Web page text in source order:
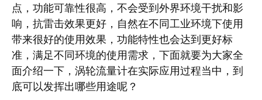
点，功能可靠性很高，不会受到外界环境干扰和影
响，抗雷击效果更好，自然在不同工业环境下使用
带来很好的使用效果，功能特性也会达到更好标
准，满足不同环境的使用需求，下面就要为大家全
面介绍一下，涡轮流量计在实际应用过程当中，到
底可以发挥出哪些用途呢？